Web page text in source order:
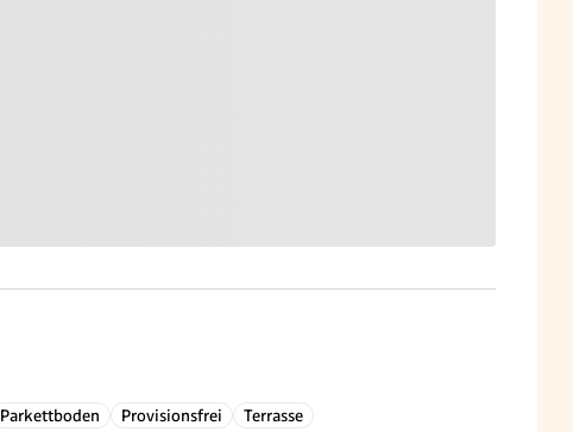
Parkettboden Provisionsfrei Terrasse